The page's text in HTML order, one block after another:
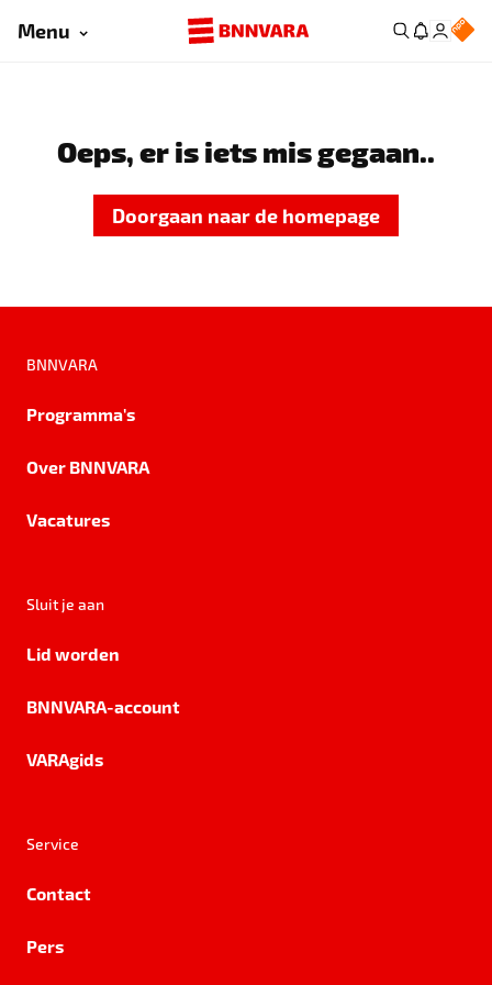
Menu
Oeps, er is iets mis gegaan..
Doorgaan naar de homepage
BNNVARA
Programma's
Over BNNVARA
Vacatures
Sluit je aan
Lid worden
BNNVARA-account
VARAgids
Service
Contact
Pers